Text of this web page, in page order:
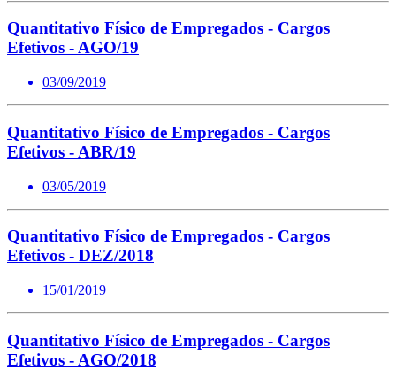
Quantitativo Físico de Empregados - Cargos
Efetivos - AGO/19
03/09/2019
Quantitativo Físico de Empregados - Cargos
Efetivos - ABR/19
03/05/2019
Quantitativo Físico de Empregados - Cargos
Efetivos - DEZ/2018
15/01/2019
Quantitativo Físico de Empregados - Cargos
Efetivos - AGO/2018